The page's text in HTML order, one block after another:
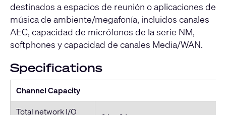
destinados a espacios de reunión o aplicaciones de
música de ambiente/megafonía, incluidos canales
AEC, capacidad de micrófonos de la serie NM,
softphones y capacidad de canales Media/WAN.
Specifications
Channel Capacity
Total network I/O